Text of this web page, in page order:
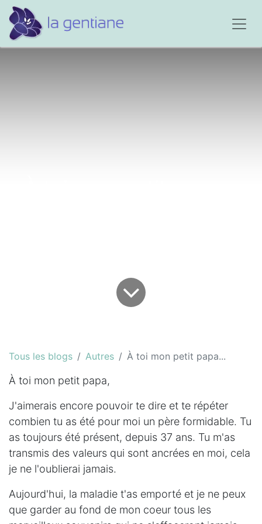
Tous les blogs Autres À toi mon petit papa...
À toi mon petit papa,
J'aimerais encore pouvoir te dire et te répéter
combien tu as été pour moi un père formidable. Tu
as toujours été présent, depuis 37 ans. Tu m'as
transmis des valeurs qui sont ancrées en moi, cela
je ne l'oublierai jamais.
Aujourd'hui, la maladie t'as emporté et je ne peux
que garder au fond de mon coeur tous les